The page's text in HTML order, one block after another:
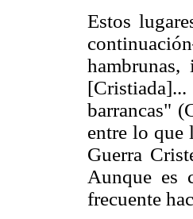
Estos
barrancas"
entre lo que
Guerra
Aunque es
frecuente